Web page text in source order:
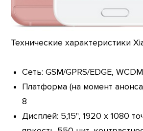
Технические характеристики
Сеть: GSM/GPRS/EDGE,
Платформа (на момент
8
Дисплей: 5,15", 1920 х 1080